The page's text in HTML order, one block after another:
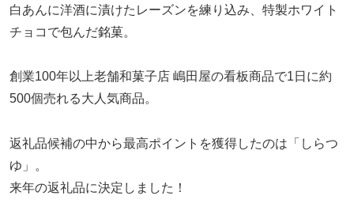
白あんに洋酒に漬けたレーズンを練り込み、特製ホワイト
チョコで包んだ銘菓。
創業100年以上老舗和菓子店 嶋田屋の看板商品で1日に約
500個売れる大人気商品。
返礼品候補の中から最高ポイントを獲得したのは「しらつ
ゆ」。
来年の返礼品に決定しました！